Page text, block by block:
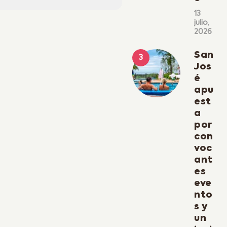
13
julio,
2026
San
Jos
é
apu
est
a
por
con
voc
ant
es
eve
nto
s y
un